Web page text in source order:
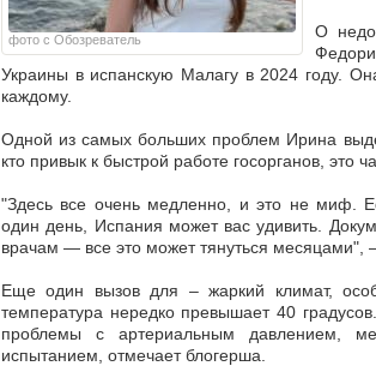
фото с Обозреватель
О
Украины в испанскую Малагу в 2024 году.
каждому.
Одной из самых больших проблем Ирина
кто привык к быстрой работе госорганов, это
"Здесь все очень медленно, и это не миф.
один день, Испания может вас удивить.
врачам — все это может тянуться месяцами",
Еще один вызов для – жаркий климат,
температура нередко превышает 40
проблемы с артериальным давлением,
испытанием, отмечает блогерша.